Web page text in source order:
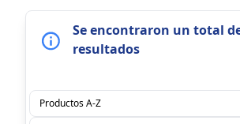
Se encontraron un total
resultados